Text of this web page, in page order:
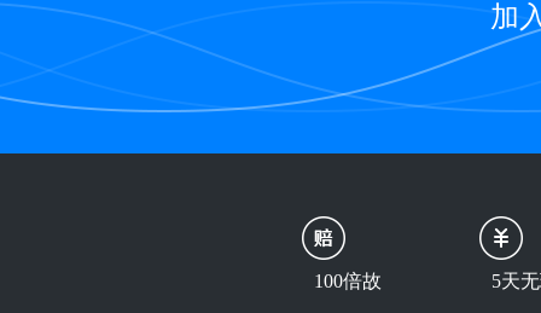
加
100倍故 5天